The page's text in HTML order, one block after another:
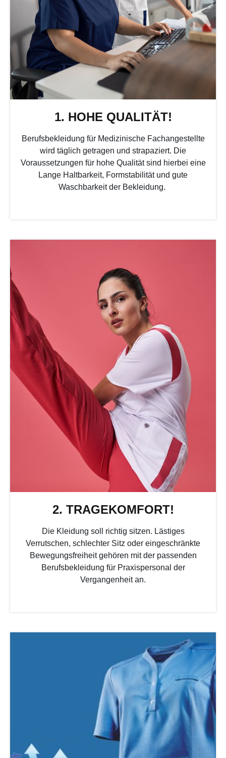
1. HOHE QUALITÄT!
Berufsbekleidung für Medizinische Fachangestellte
wird täglich getragen und strapaziert. Die
Voraussetzungen für hohe Qualität sind hierbei eine
Lange Haltbarkeit, Formstabilität und gute
Waschbarkeit der Bekleidung.
2. TRAGEKOMFORT!
Die Kleidung soll richtig sitzen. Lästiges
Verrutschen, schlechter Sitz oder eingeschränkte
Bewegungsfreiheit gehören mit der passenden
Berufsbekleidung für Praxispersonal der
Vergangenheit an.